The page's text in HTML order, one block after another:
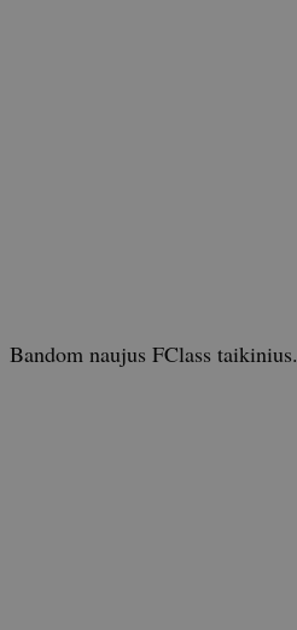
Bandom naujus FClass taikinius.